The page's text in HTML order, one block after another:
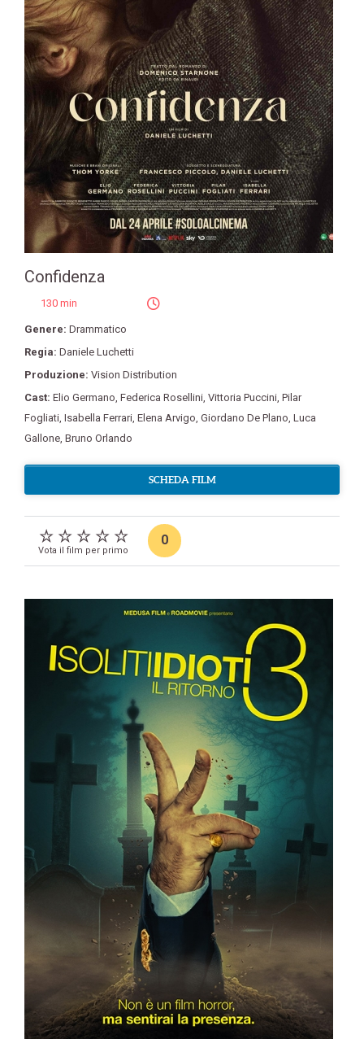
Confidenza
130 min
Genere: Drammatico
Regia: Daniele Luchetti
Produzione: Vision Distribution
Cast: Elio Germano Federica Rosellini Vittoria Puccini Pilar
Fogliati Isabella Ferrari Elena Arvigo Giordano De Plano Luca
Gallone Bruno Orlando
SCHEDA FILM
Vota il film per primo
0